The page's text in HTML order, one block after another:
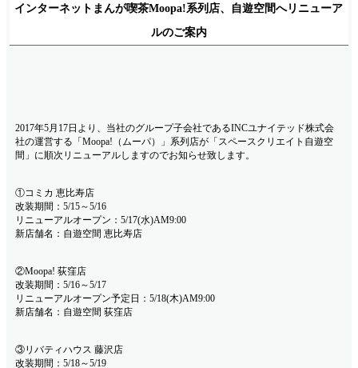
インターネットまんが喫茶Moopa!系列店、自遊空間へリニューア
ルのご案内
2017年5月17日より、当社のグループ子会社であるINCユナイテッド株式会
社の運営する「Moopa!（ムーパ）」系列店が「スペースクリエイト自遊空
間」に順次リニューアルしますのでお知らせ致します。
①コミカ 恵比寿店
改装期間：5/15～5/16
リニューアルオープン：5/17(水)AM9:00
新店舗名：自遊空間 恵比寿店
②Moopa! 荻窪店
改装期間：5/16～5/17
リニューアルオープン予定日：5/18(木)AM9:00
新店舗名：自遊空間 荻窪店
③リバティハウス 藤沢店
改装期間：5/18～5/19